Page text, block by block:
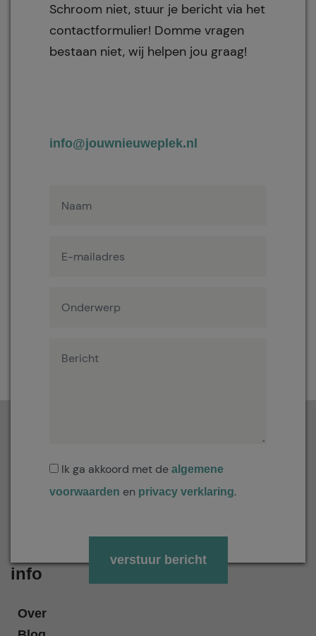
Schroom niet, stuur je bericht via het
contactformulier! Domme vragen
bestaan niet, wij helpen jou graag!
info@jouwnieuweplek.nl
Ik ga akkoord met de algemene
voorwaarden en privacy verklaring.
info
Over